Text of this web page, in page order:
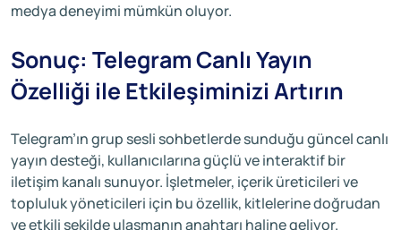
medya deneyimi mümkün oluyor.
Sonuç: Telegram Canlı Yayın
Özelliği ile Etkileşiminizi Artırın
Telegram’ın grup sesli sohbetlerde sunduğu güncel canlı
yayın desteği, kullanıcılarına güçlü ve interaktif bir
iletişim kanalı sunuyor. İşletmeler, içerik üreticileri ve
topluluk yöneticileri için bu özellik, kitlelerine doğrudan
ve etkili şekilde ulaşmanın anahtarı haline geliyor.